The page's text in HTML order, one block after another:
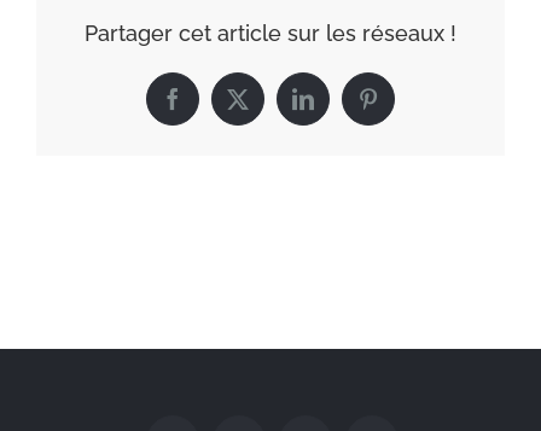
Partager cet article sur les réseaux !
Facebook
X LinkedInPinterest